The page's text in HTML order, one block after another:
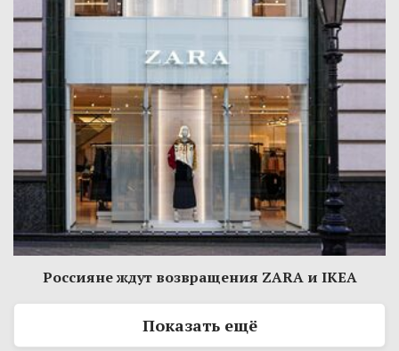
Россияне ждут возвращения ZARA и IKEA
Показать ещё